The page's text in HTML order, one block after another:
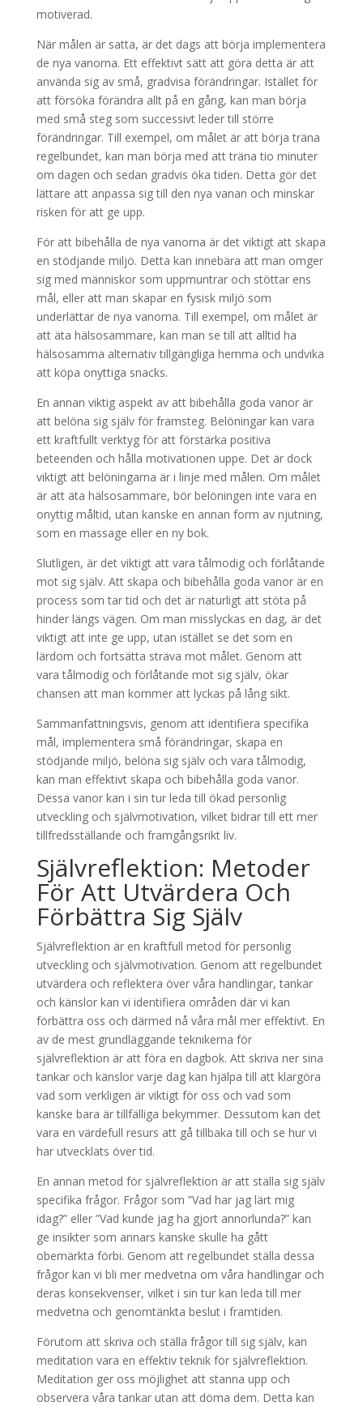
motiverad.
När målen är satta, är det dags att börja implementera
de nya vanorna. Ett effektivt sätt att göra detta är att
använda sig av små, gradvisa förändringar. Istället för
att försöka förändra allt på en gång, kan man börja
med små steg som successivt leder till större
förändringar. Till exempel, om målet är att börja träna
regelbundet, kan man börja med att träna tio minuter
om dagen och sedan gradvis öka tiden. Detta gör det
lättare att anpassa sig till den nya vanan och minskar
risken för att ge upp.
För att bibehålla de nya vanorna är det viktigt att skapa
en stödjande miljö. Detta kan innebära att man omger
sig med människor som uppmuntrar och stöttar ens
mål, eller att man skapar en fysisk miljö som
underlättar de nya vanorna. Till exempel, om målet är
att äta hälsosammare, kan man se till att alltid ha
hälsosamma alternativ tillgängliga hemma och undvika
att köpa onyttiga snacks.
En annan viktig aspekt av att bibehålla goda vanor är
att belöna sig själv för framsteg. Belöningar kan vara
ett kraftfullt verktyg för att förstärka positiva
beteenden och hålla motivationen uppe. Det är dock
viktigt att belöningarna är i linje med målen. Om målet
är att äta hälsosammare, bör belöningen inte vara en
onyttig måltid, utan kanske en annan form av njutning,
som en massage eller en ny bok.
Slutligen, är det viktigt att vara tålmodig och förlåtande
mot sig själv. Att skapa och bibehålla goda vanor är en
process som tar tid och det är naturligt att stöta på
hinder längs vägen. Om man misslyckas en dag, är det
viktigt att inte ge upp, utan istället se det som en
lärdom och fortsätta sträva mot målet. Genom att
vara tålmodig och förlåtande mot sig själv, ökar
chansen att man kommer att lyckas på lång sikt.
Sammanfattningsvis, genom att identifiera specifika
mål, implementera små förändringar, skapa en
stödjande miljö, belöna sig själv och vara tålmodig,
kan man effektivt skapa och bibehålla goda vanor.
Dessa vanor kan i sin tur leda till ökad personlig
utveckling och självmotivation, vilket bidrar till ett mer
tillfredsställande och framgångsrikt liv.
Självreflektion: Metoder
För Att Utvärdera Och
Förbättra Sig Själv
Självreflektion är en kraftfull metod för personlig
utveckling och självmotivation. Genom att regelbundet
utvärdera och reflektera över våra handlingar, tankar
och känslor kan vi identifiera områden där vi kan
förbättra oss och därmed nå våra mål mer effektivt. En
av de mest grundläggande teknikerna för
självreflektion är att föra en dagbok. Att skriva ner sina
tankar och känslor varje dag kan hjälpa till att klargöra
vad som verkligen är viktigt för oss och vad som
kanske bara är tillfälliga bekymmer. Dessutom kan det
vara en värdefull resurs att gå tillbaka till och se hur vi
har utvecklats över tid.
En annan metod för självreflektion är att ställa sig själv
specifika frågor. Frågor som ”Vad har jag lärt mig
idag?” eller ”Vad kunde jag ha gjort annorlunda?” kan
ge insikter som annars kanske skulle ha gått
obemärkta förbi. Genom att regelbundet ställa dessa
frågor kan vi bli mer medvetna om våra handlingar och
deras konsekvenser, vilket i sin tur kan leda till mer
medvetna och genomtänkta beslut i framtiden.
Förutom att skriva och ställa frågor till sig själv, kan
meditation vara en effektiv teknik för självreflektion.
Meditation ger oss möjlighet att stanna upp och
observera våra tankar utan att döma dem. Detta kan